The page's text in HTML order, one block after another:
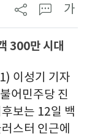
가
300만 시대
이성기 기자
어민주당 진
보는 12일 백
스터 인근에